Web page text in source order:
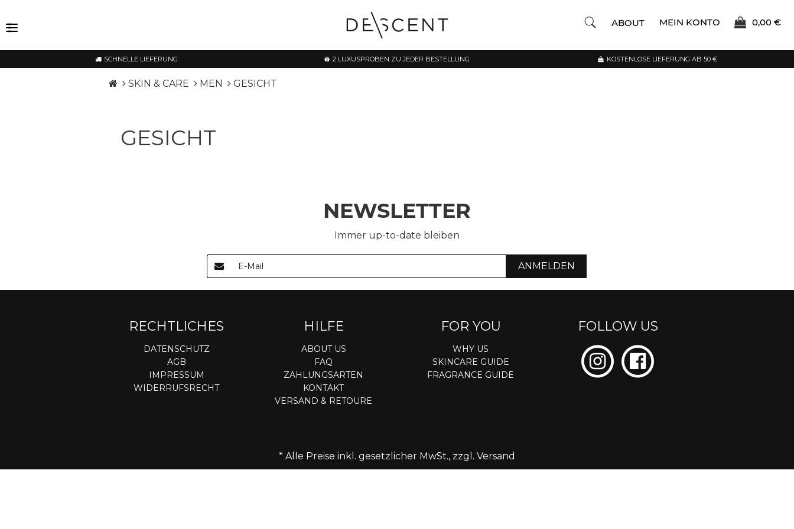
ABOUT MEIN KONTO 0,00 €
SCHNELLE LIEFERUNG 2 LUXUSPROBEN ZU JEDER BESTELLUNG KOSTENLOSE LIEFERUNG AB 50 €
SKIN & CARE MEN GESICHT
GESICHT
NEWSLETTER
Immer up-to-date bleiben
ANMELDEN
RECHTLICHES
DATENSCHUTZ
AGB
IMPRESSUM
WIDERRUFSRECHT
HILFE
ABOUT US
FAQ
ZAHLUNGSARTEN
KONTAKT
VERSAND & RETOURE
FOR YOU
WHY US
SKINCARE GUIDE
FRAGRANCE GUIDE
FOLLOW US
* Alle Preise inkl. gesetzlicher MwSt., zzgl. Versand